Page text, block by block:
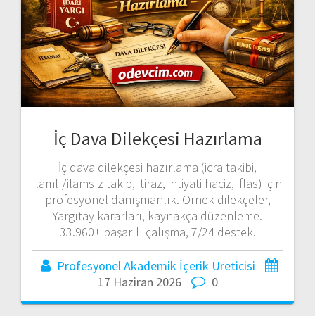
İç Dava Dilekçesi Hazırlama
İç dava dilekçesi hazırlama (icra takibi,
ilamlı/ilamsız takip, itiraz, ihtiyati haciz, iflas) için
profesyonel danışmanlık. Örnek dilekçeler,
Yargıtay kararları, kaynakça düzenleme.
33.960+ başarılı çalışma, 7/24 destek.
Profesyonel Akademik İçerik Üreticisi
17 Haziran 2026
0